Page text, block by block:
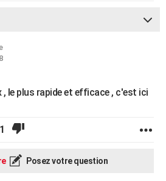
, le plus rapide et efficace , c'est ici
Posez votre question